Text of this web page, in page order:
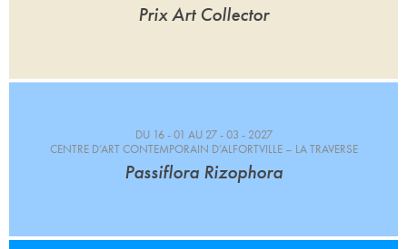
Prix Art Collector
DU 16 - 01 AU 27 - 03 - 2027
CENTRE D’ART CONTEMPORAIN D’ALFORTVILLE – LA TRAVERSE
Passiflora Rizophora